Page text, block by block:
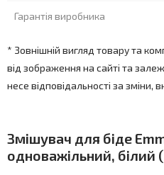
Гарантія виробника
* Зовнішній вигляд товару та
від зображення на сайті та
несе відповідальності за зміни,
Змішувач для біде
одноважільний, білий